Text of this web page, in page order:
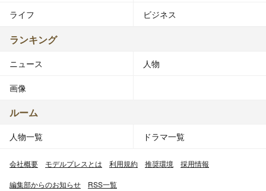
ライフ ビジネス
ランキング
ニュース 人物
画像
ルーム
人物一覧 ドラマ一覧
会社概要 モデルプレスとは 利用規約 推奨環境 採用情報
編集部からのお知らせ RSS一覧